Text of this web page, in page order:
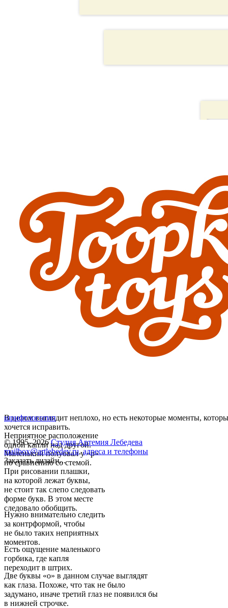
В целом выглядит неплохо, но есть некоторые моменты,
хочется исправить.
Неприятное расположение
одной капли над другой.
Mаленький полуовал у «р»
по сравнению со стемой.
При рисовании плашки,
на которой лежат буквы,
не стоит так слепо следовать
форме букв. В этом месте
следовало обобщить.
Нужно внимательно следить
за контрформой, чтобы
не было таких неприятных
моментов.
Есть ощущение маленького
горбика, где капля
переходит в штрих.
Две буквы «о» в данном случае выглядят
как глаза. Похоже, что так не было
задумано, иначе третий глаз не появился бы
в нижней строчке.
шрифтлоготип
© 1995–2026 Студия Артемия Лебедева
mailbox@artlebedev.ru, адреса и телефоны
Заказать дизайн...